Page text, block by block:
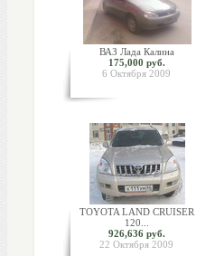
ВАЗ Лада Калина
175,000 руб.
6 Октября 2009
TOYOTA LAND CRUISER
120...
926,636 руб.
22 Октября 2009